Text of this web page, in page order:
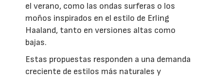
el verano, como las ondas surferas o los
moños inspirados en el estilo de Erling
Haaland, tanto en versiones altas como
bajas.
Estas propuestas responden a una demanda
creciente de estilos más naturales y